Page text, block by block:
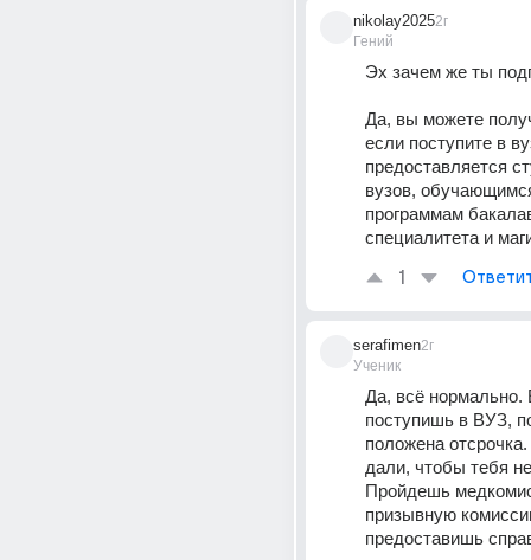
nikolay2025
Гений
2г
Эх зачем же ты
Да, вы можете
если поступите в
предоставляется
вузов,
программам
специалитета и
1
serafimen
Ученик
2г
Да, всё нормально.
поступишь в ВУЗ,
положена
дали, чтобы тебя
Пройдешь
призывную
предоставишь